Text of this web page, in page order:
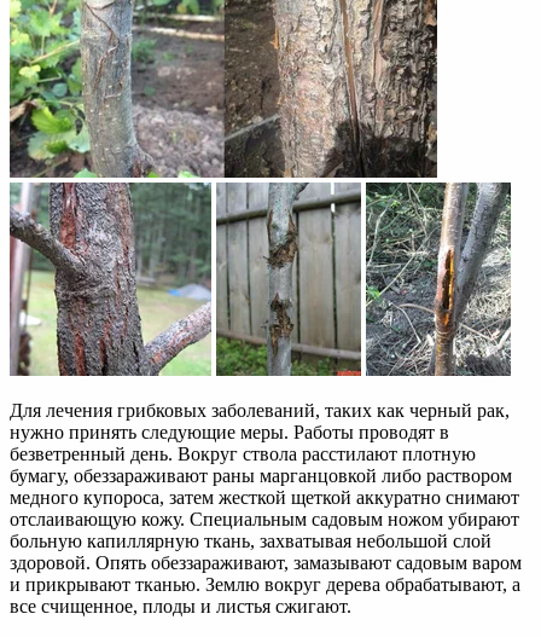
Для лечения грибковых заболеваний, таких как черный рак,
нужно принять следующие меры. Работы проводят в
безветренный день. Вокруг ствола расстилают плотную
бумагу, обеззараживают раны марганцовкой либо раствором
медного купороса, затем жесткой щеткой аккуратно снимают
отслаивающую кожу. Специальным садовым ножом убирают
больную капиллярную ткань, захватывая небольшой слой
здоровой. Опять обеззараживают, замазывают садовым варом
и прикрывают тканью. Землю вокруг дерева обрабатывают, а
все счищенное, плоды и листья сжигают.